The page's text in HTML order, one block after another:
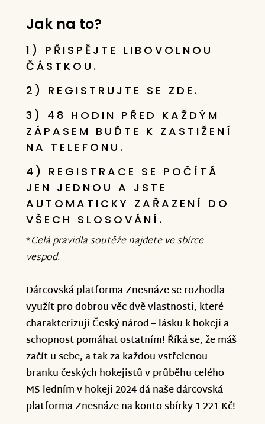
v Ostravě také Michalčin bratr David,
který zvítězil ve všech vypsaných
disciplínách (běh na 60m, skok daleký,
vrhu koulí a běhu na 200m). Česká
federace sportovců s Downovým
syndromem se tak v povědomí
organizátorů dostává na pozice, které
jim otevírají dveře do dalších prestižních
Není divu, že jejich maminku a
pěstounku Ivanu to položilo až k slzám
štěstí! „Už tu hodinu brečím. Atletika pro
lidi s Downovým syndromem je úžasná ,
neznám poctivější, odhodlanější a
sdělila nám s obrovským dojetím Ivana
na gratulaci, kterou jsme za Znesnáze
poslali.
A tyhle dveře tu díky sbírce pro sportovce
s DS otevíráme všichni společně.
Obrovské díky všem dárcům!
Jak na to?
1) PŘISPĚJTE LIBOVOLNOU
ČÁSTKOU.
2) REGISTRUJTE SE ZDE .
3) 48 HODIN PŘED KAŽDÝM
ZÁPASEM BUĎTE K ZASTIŽENÍ
NA TELEFONU.
4) REGISTRACE SE POČÍTÁ
JEN JEDNOU A JSTE
AUTOMATICKY ZAŘAZENÍ DO
VŠECH SLOSOVÁNÍ.
*Celá pravidla soutěže najdete ve sbírce
vespod.
Dárcovská platforma Znesnáze se rozhodla
využít pro dobrou věc dvě vlastnosti, které
charakterizují Český národ – lásku k hokeji a
schopnost pomáhat ostatním! Říká se, že máš
začít u sebe, a tak za každou vstřelenou
branku českých hokejistů v průběhu celého
MS ledním v hokeji 2024 dá naše dárcovská
platforma Znesnáze na konto sbírky 1 221 Kč!